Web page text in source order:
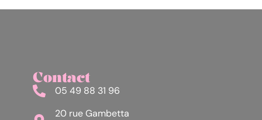
Contact
05 49 88 31 96
20 rue Gambetta